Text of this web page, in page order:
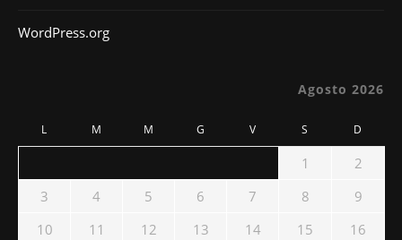
WordPress.org
Agosto 2026
L M M G V S D
1
2
3
4 5 6 7 8
9
10
11 12 13 14 15
16